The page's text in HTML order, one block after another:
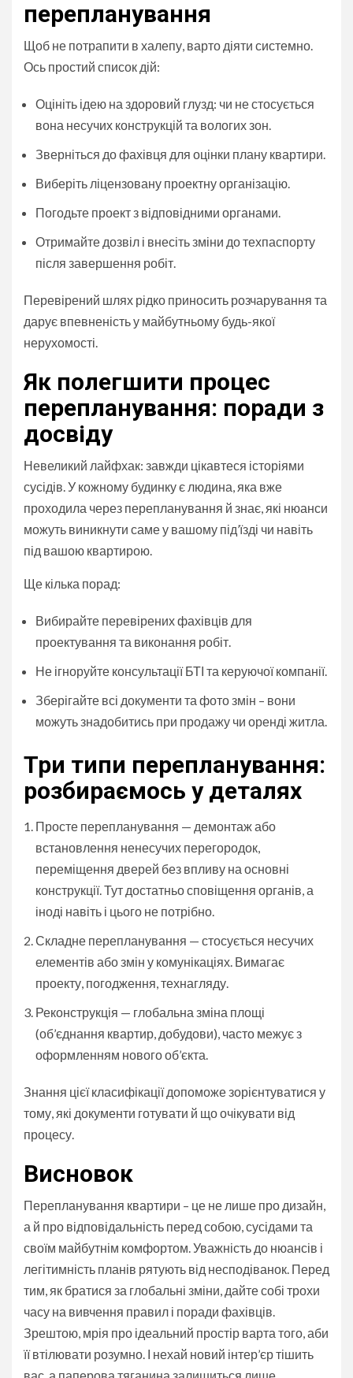
перепланування
Щоб не потрапити в халепу, варто діяти системно.
Ось простий список дій:
Оцініть ідею на здоровий глузд: чи не стосується
вона несучих конструкцій та вологих зон.
Зверніться до фахівця для оцінки плану квартири.
Виберіть ліцензовану проектну організацію.
Погодьте проект з відповідними органами.
Отримайте дозвіл і внесіть зміни до техпаспорту
після завершення робіт.
Перевірений шлях рідко приносить розчарування та
дарує впевненість у майбутньому будь-якої
нерухомості.
Як полегшити процес
перепланування: поради з
досвіду
Невеликий лайфхак: завжди цікавтеся історіями
сусідів. У кожному будинку є людина, яка вже
проходила через перепланування й знає, які нюанси
можуть виникнути саме у вашому під’їзді чи навіть
під вашою квартирою.
Ще кілька порад:
Вибирайте перевірених фахівців для
проектування та виконання робіт.
Не ігноруйте консультації БТІ та керуючої компанії.
Зберігайте всі документи та фото змін – вони
можуть знадобитись при продажу чи оренді житла.
Три типи перепланування:
розбираємось у деталях
Просте перепланування — демонтаж або
встановлення ненесучих перегородок,
переміщення дверей без впливу на основні
конструкції. Тут достатньо сповіщення органів, а
іноді навіть і цього не потрібно.
Складне перепланування — стосується несучих
елементів або змін у комунікаціях. Вимагає
проекту, погодження, технагляду.
Реконструкція — глобальна зміна площі
(об’єднання квартир, добудови), часто межує з
оформленням нового об’єкта.
Знання цієї класифікації допоможе зорієнтуватися у
тому, які документи готувати й що очікувати від
процесу.
Висновок
Перепланування квартири – це не лише про дизайн,
а й про відповідальність перед собою, сусідами та
своїм майбутнім комфортом. Уважність до нюансів і
легітимність планів рятують від несподіванок. Перед
тим, як братися за глобальні зміни, дайте собі трохи
часу на вивчення правил і поради фахівців.
Зрештою, мрія про ідеальний простір варта того, аби
її втілювати розумно. І нехай новий інтер’єр тішить